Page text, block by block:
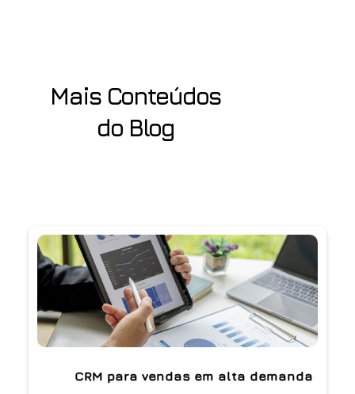
Mais Conteúdos
do Blog
CRM para vendas em alta demanda